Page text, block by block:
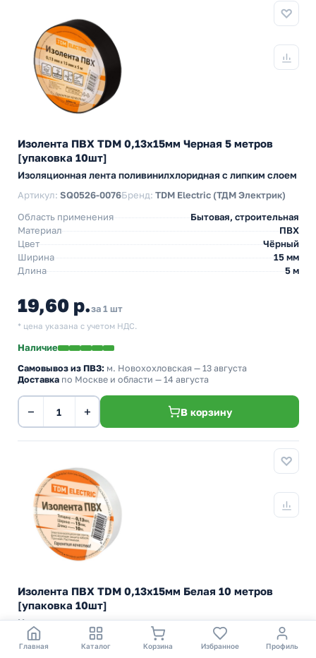
Изолента ПВХ TDM 0,13х15мм Черная 5 метров
[упаковка 10шт]
Изоляционная лента поливинилхлоридная с липким слоем
Артикул: SQ0526-0076Бренд: TDM Electric (ТДМ Электрик)
Область применения
Бытовая, строительная
Материал
ПВХ
Цвет
Чёрный
Ширина
15 мм
Длина
5 м
19,60 р.за 1 шт
* цена указана с учетом НДС.
Наличие
Самовывоз из ПВЗ: м. Новохохловская — 13 августа
Доставка по Москве и области — 14 августа
− + В корзину
Изолента ПВХ TDM 0,13х15мм Белая 10 метров
[упаковка 10шт]
Изоляционная лента поливинилхлоридная с липким слоем
Артикул:
SQ0526-0021 Бренд:TDM Electric (ТДМ Электрик)
Главная Каталог Корзина Избранное Профиль